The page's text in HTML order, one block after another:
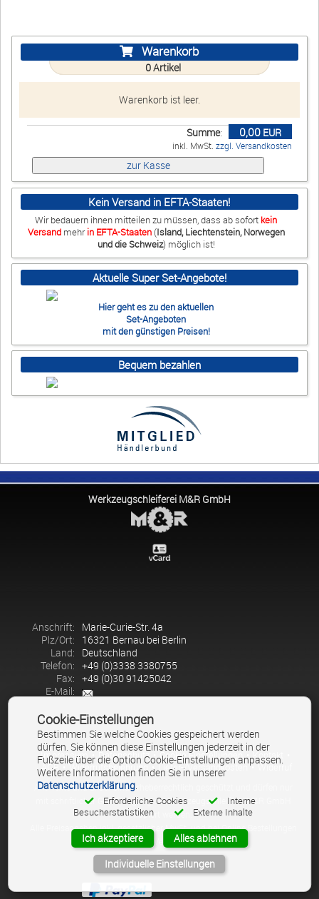
Impressum • Datenschutz • Cookie Einstellungen • Kontakt
Widerrufsbelehrung • Liefer-/Versandkosten • Widerruf
Verwaltet mit HomepageEasy
Warenkorb
0Artikel
Warenkorb ist leer.
Summe: 0,00 EUR
inkl. MwSt.zzgl. Versandkosten
Kein Versand in EFTA-Staaten!
Wir bedauern ihnen mitteilen zu müssen, dass ab sofort kein
Versandmehrin EFTA-Staaten(Island, Liechtenstein, Norwegen
und die Schweiz) möglich ist!
Aktuelle Super Set-Angebote!
Hier geht es zu den aktuellen
Set-Angeboten
mit den günstigen Preisen!
Bequem bezahlen
Werkzeugschleiferei M&R GmbH
Anschrift:
Marie-Curie-Str. 4a
Plz/Ort:
16321 Bernau bei Berlin
Land:
Deutschland
Telefon: +49 (0)3338 3380755
Fax: +49 (0)30 91425042
E-Mail:
Impressum • Datenschutz • Cookie Einstellungen • Kontakt
AGB • Widerrufsbelehrung • Liefer-/Versandkosten • Widerruf
Alle Texte und Bilder sind urheberrechtlich geschützt und dürfen nur
mit schriftlicher Genehmigung der Werkzeugschleiferei M&R GmbH
kopiert werden.
Alle Preisangaben inkl. gesetzlicher MwSt. und bei Online Bestellungen
zuzüglich Versandkosten.
Cookie-Einstellungen
Bestimmen Sie welche Cookies gespeichert werden
dürfen. Sie können diese Einstellungen jederzeit in der
Fußzeile über die Option Cookie-Einstellungen anpassen.
Weitere Informationen finden Sie in unserer
Datenschutzerklärung.
Erforderliche Cookies
Interne
Besucherstatistiken
Externe Inhalte
Ich akzeptiere
Alles ablehnen
Individuelle Einstellungen